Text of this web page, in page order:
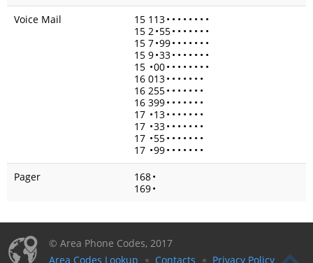
Voice Mail
15 113• • • • • • • •
15 2•55• • • • • • •
15 7•99• • • • • • •
15 9•33• • • • • • •
15 •00• • • • • • • •
16 013• • • • • • •
16 255• • • • • • •
16 399• • • • • • •
17 •13• • • • • • •
17 •33• • • • • • •
17 •55• • • • • • •
17 •99• • • • • • •
Pager
168•
169•
© Area Phone Codes, 2017
Area Codes Lookup
Contacts Privacy Policy